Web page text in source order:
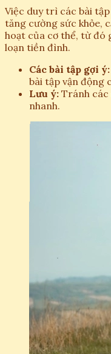
Việc duy trì các bài
tăng cường sức khỏe,
hoạt của cơ thể, từ đó
loạn tiền đình.
Các bài tập gợi ý:
bài tập vận động
Lưu ý: Tránh các
nhanh.